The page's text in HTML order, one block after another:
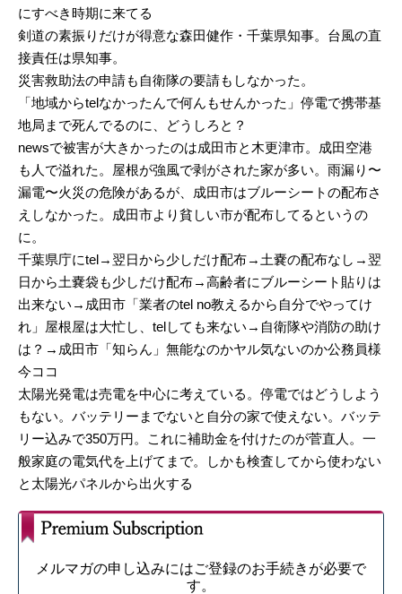
にすべき時期に来てる
剣道の素振りだけが得意な森田健作・千葉県知事。台風の直
接責任は県知事。
災害救助法の申請も自衛隊の要請もしなかった。
「地域からtelなかったんで何んもせんかった」停電で携帯基
地局まで死んでるのに、どうしろと？
newsで被害が大きかったのは成田市と木更津市。成田空港
も人で溢れた。屋根が強風で剥がされた家が多い。雨漏り〜
漏電〜火災の危険があるが、成田市はブルーシートの配布さ
えしなかった。成田市より貧しい市が配布してるというの
に。
千葉県庁にtel→翌日から少しだけ配布→土嚢の配布なし→翌
日から土嚢袋も少しだけ配布→高齢者にブルーシート貼りは
出来ない→成田市「業者のtel no教えるから自分でやってけ
れ」屋根屋は大忙し、telしても来ない→自衛隊や消防の助け
は？→成田市「知らん」無能なのかヤル気ないのか公務員様
今ココ
太陽光発電は売電を中心に考えている。停電ではどうしよう
もない。バッテリーまでないと自分の家で使えない。バッテ
リー込みで350万円。これに補助金を付けたのが菅直人。一
般家庭の電気代を上げてまで。しかも検査してから使わない
と太陽光パネルから出火する
メルマガの申し込みにはご登録のお手続きが必要で
す。